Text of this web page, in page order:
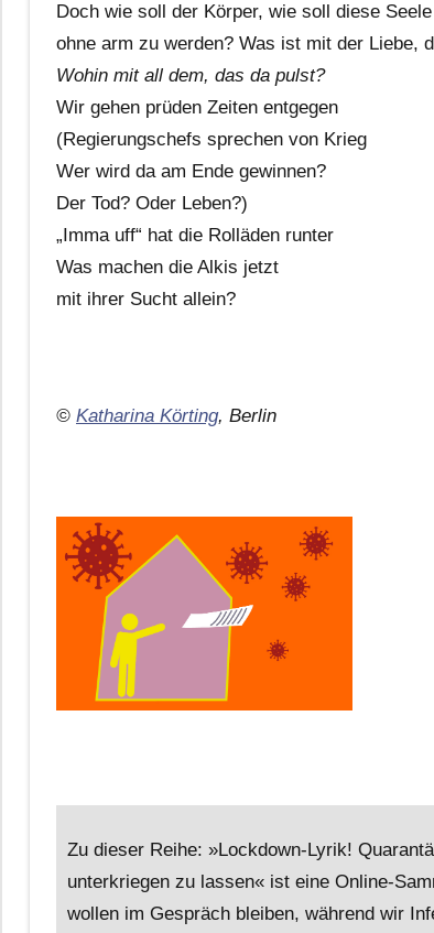
Doch wie soll der Körper, wie soll diese
ohne arm zu werden? Was ist mit der Liebe,
Wohin mit all dem, das da pulst?
Wir gehen prüden Zeiten entgegen
(Regierungschefs sprechen von Krieg
Wer wird da am Ende gewinnen?
Der Tod? Oder Leben?)
„Imma uff“ hat die Rolläden runter
Was machen die Alkis jetzt
mit ihrer Sucht allein?
© Katharina Körting, Berlin
Zu dieser Reihe: »Lockdown-Lyrik!
unterkriegen zu lassen« ist eine Online-
wollen im Gespräch bleiben, während wir